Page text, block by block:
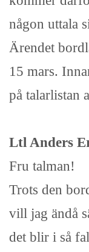
någon uttala
Ärendet
15 mars.
på talarlistan
Ltl Anders
Fru talman!
Trots den
vill jag ändå
det blir i så